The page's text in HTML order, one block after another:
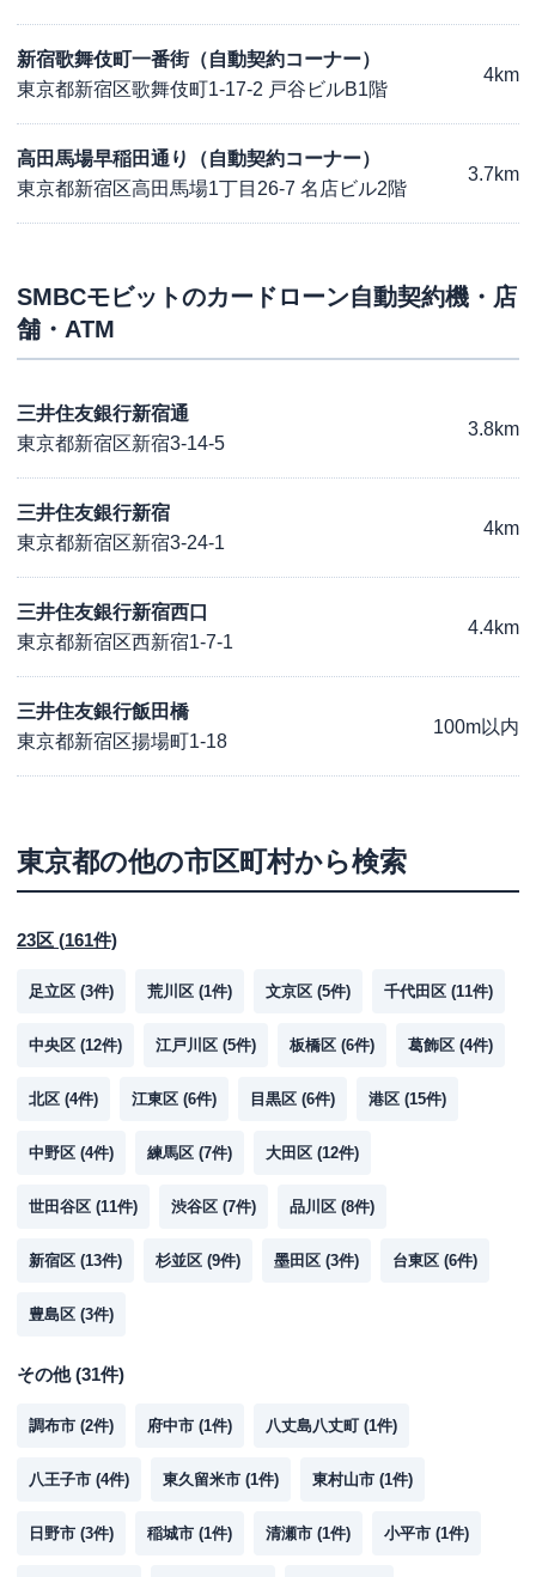
新宿歌舞伎町一番街（自動契約コーナー）
東京都新宿区歌舞伎町1-17-2 戸谷ビルB1階
4km
高田馬場早稲田通り（自動契約コーナー）
東京都新宿区高田馬場1丁目26-7 名店ビル2階
3.7km
SMBCモビットのカードローン自動契約機・店
舗・ATM
三井住友銀行新宿通
東京都新宿区新宿3-14-5
3.8km
三井住友銀行新宿
東京都新宿区新宿3-24-1
4km
三井住友銀行新宿西口
東京都新宿区西新宿1-7-1
4.4km
三井住友銀行飯田橋
東京都新宿区揚場町1-18
100m以内
東京都の他の市区町村から検索
23区 (161件)
足立区 (3件) 荒川区 (1件) 文京区 (5件) 千代田区 (11件)
中央区 (12件) 江戸川区 (5件) 板橋区 (6件) 葛飾区 (4件)
北区 (4件) 江東区 (6件) 目黒区 (6件) 港区 (15件)
中野区 (4件) 練馬区 (7件) 大田区 (12件)
世田谷区 (11件) 渋谷区 (7件) 品川区 (8件)
新宿区 (13件) 杉並区 (9件) 墨田区 (3件) 台東区 (6件)
豊島区 (3件)
その他(31件)
調布市 (2件) 府中市 (1件) 八丈島八丈町 (1件)
八王子市 (4件) 東久留米市 (1件) 東村山市 (1件)
日野市 (3件) 稲城市 (1件) 清瀬市 (1件) 小平市 (1件)